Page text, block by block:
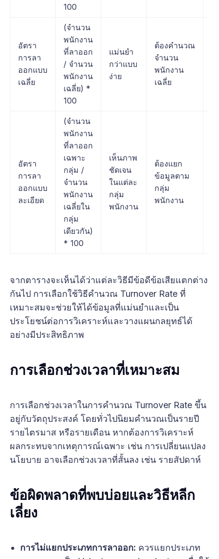
100
อัตรา
การลา
ออกแบบ
เฉลี่ย
(จำนวน
พนักงาน
ที่ลาออก
/ จำนวน
พนักงาน
เฉลี่ย) *
100
แม่นยำ
กว่าแบบ
ง่าย
ต้องคำนวณ
จำนวน
พนักงาน
เฉลี่ย
อัตรา
การลา
ออกแบบ
ละเอียด
(จำนวน
พนักงาน
ที่ลาออก
เฉพาะ
กลุ่ม /
จำนวน
พนักงาน
เฉลี่ยใน
กลุ่ม
เดียวกัน)
* 100
เห็นภาพ
ชัดเจน
ในแต่ละ
กลุ่ม
พนักงาน
ต้องแยก
ข้อมูลตาม
กลุ่ม
พนักงาน
จากตารางจะเห็นได้ว่าแต่ละวิธีมีข้อดีข้อเสียแตกต่าง
กันไป การเลือกใช้วิธีคำนวณ Turnover Rate ที่
เหมาะสมจะช่วยให้ได้ข้อมูลที่แม่นยำและเป็น
ประโยชน์ต่อการวิเคราะห์และวางแผนกลยุทธ์ได้
อย่างมีประสิทธิภาพ
การเลือกช่วงเวลาที่เหมาะสม
การเลือกช่วงเวลาในการคำนวณ Turnover Rate ขึ้น
อยู่กับวัตถุประสงค์ โดยทั่วไปนิยมคำนวณเป็นรายปี
รายไตรมาส หรือรายเดือน หากต้องการวิเคราะห์
ผลกระทบจากเหตุการณ์เฉพาะ เช่น การเปลี่ยนแปลง
นโยบาย อาจเลือกช่วงเวลาที่สั้นลง เช่น รายสัปดาห์
ข้อผิดพลาดที่พบบ่อยและวิธีหลีก
เลี่ยง
การไม่แยกประเภทการลาออก: ควรแยกประเภท